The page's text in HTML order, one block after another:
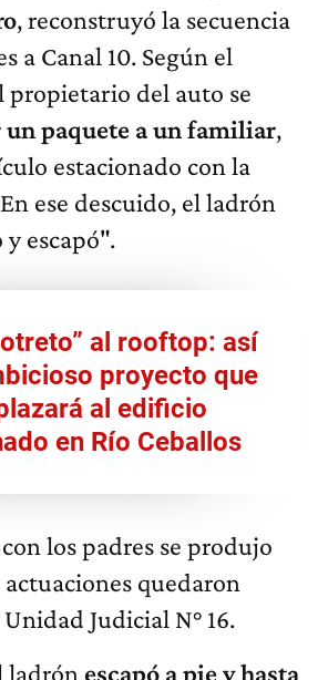
, reconstruyó la secuencia
a Canal 10. Según el
del auto se
un paquete a un familiar,
estacionado con la
ese descuido, el ladrón
y escapó".
al rooftop: así
proyecto que
al edificio
en Río Ceballos
los padres se produjo
actuaciones quedaron
Judicial N° 16.
ladrón escapó a pie y hasta